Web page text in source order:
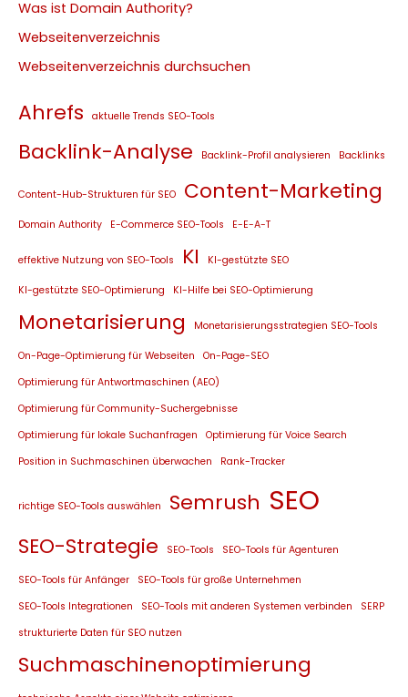
Was ist Domain Authority?
Webseitenverzeichnis
Webseitenverzeichnis durchsuchen
Ahrefs aktuelle Trends SEO-Tools
Backlink-Analyse Backlink-Profil analysieren Backlinks
Content-Hub-Strukturen für SEO Content-Marketing
Domain Authority E-Commerce SEO-Tools E-E-A-T
effektive Nutzung von SEO-Tools KI KI-gestützte SEO
KI-gestützte SEO-Optimierung KI-Hilfe bei SEO-Optimierung
Monetarisierung Monetarisierungsstrategien SEO-Tools
On-Page-Optimierung für Webseiten
On-Page-SEO
Optimierung für Antwortmaschinen (AEO)
Optimierung für Community-Suchergebnisse
Optimierung für lokale Suchanfragen
Optimierung für Voice Search
Position in Suchmaschinen überwachen
Rank-Tracker
richtige SEO-Tools auswählen Semrush SEO
SEO-Strategie SEO-Tools SEO-Tools für Agenturen
SEO-Tools für Anfänger
SEO-Tools für große Unternehmen
SEO-Tools Integrationen
SEO-Tools mit anderen Systemen verbinden
SERP
strukturierte Daten für SEO nutzen
Suchmaschinenoptimierung